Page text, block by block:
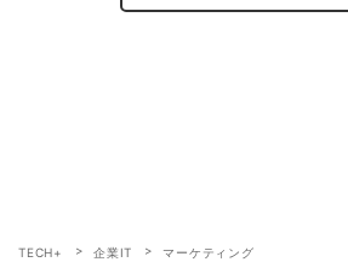
TECH+ 企業IT
マーケティング